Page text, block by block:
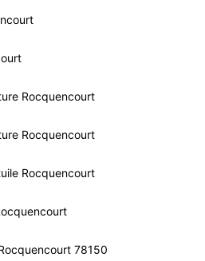
Rocquencourt
Rocquencourt
Rocquencourt
78150